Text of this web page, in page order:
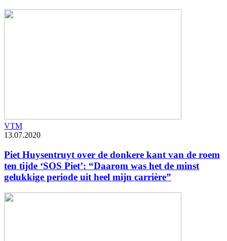
VTM
13.07.2020
Piet Huysentruyt over de donkere kant van de roem
ten tijde ‘SOS Piet’: “Daarom was het de minst
gelukkige periode uit heel mijn carrière”